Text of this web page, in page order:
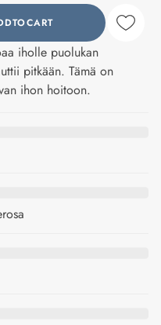
iholle puolukan
pitkään. Tämä on
ihon hoitoon.